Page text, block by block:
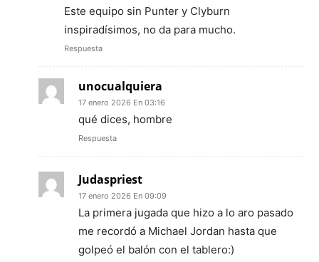
Este equipo sin Punter y Clyburn
inspiradísimos, no da para mucho.
Respuesta
unocualquiera
17 enero 2026 En 03:16
qué dices, hombre
Respuesta
Judaspriest
17 enero 2026 En 09:09
La primera jugada que hizo a lo aro pasado
me recordó a Michael Jordan hasta que
golpeó el balón con el tablero:)